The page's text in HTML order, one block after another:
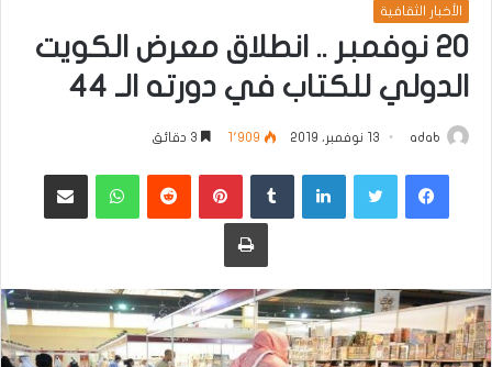
الأخبار الثقافية
20 نوفمبر .. انطلاق معرض الكويت
الدولي للكتاب في دورته الـ 44
adab 13 نوفمبر، 2019 1٬909
فيسبوكتويتر لينكدإن ‏Tumblr بينتيريست
‏Reddit واتساب مشاركة عبر البريد
طباعة